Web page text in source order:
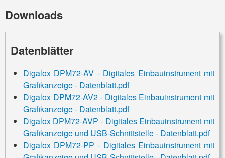
Downloads
Datenblätter
Digalox DPM72-AV - Digitales Einbauinstrument mit
Grafikanzeige - Datenblatt.pdf
Digalox DPM72-AV2 - Digitales Einbauinstrument mit
Grafikanzeige - Datenblatt.pdf
Digalox DPM72-AVP - Digitales Einbauinstrument mit
Grafikanzeige und USB-Schnittstelle - Datenblatt.pdf
Digalox DPM72-PP - Digitales Einbauinstrument mit